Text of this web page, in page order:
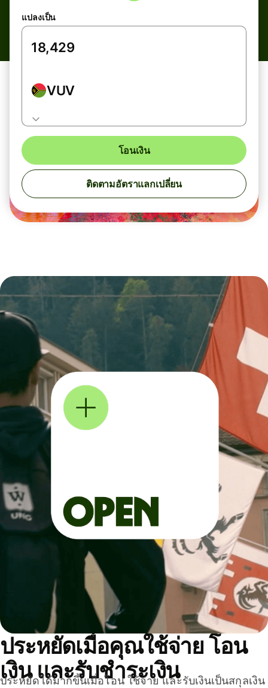
แปลงเป็น
VUV
โอนเงิน
ติดตามอัตราแลกเปลี่ยน
ประหยัดเมื่อคุณใช้จ่าย โอน
เงิน และรับชำระเงิน
ประหยัดได้มากขึ้นเมื่อโอน ใช้จ่าย และรับเงินเป็นสกุลเงิน